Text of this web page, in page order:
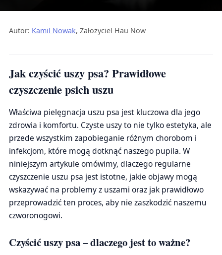
Autor: Kamil Nowak, Założyciel Hau Now
Jak czyścić uszy psa? Prawidłowe
czyszczenie psich uszu
Właściwa pielęgnacja uszu psa jest kluczowa dla jego
zdrowia i komfortu. Czyste uszy to nie tylko estetyka, ale
przede wszystkim zapobieganie różnym chorobom i
infekcjom, które mogą dotknąć naszego pupila. W
niniejszym artykule omówimy, dlaczego regularne
czyszczenie uszu psa jest istotne, jakie objawy mogą
wskazywać na problemy z uszami oraz jak prawidłowo
przeprowadzić ten proces, aby nie zaszkodzić naszemu
czworonogowi.
Czyścić uszy psa – dlaczego jest to ważne?